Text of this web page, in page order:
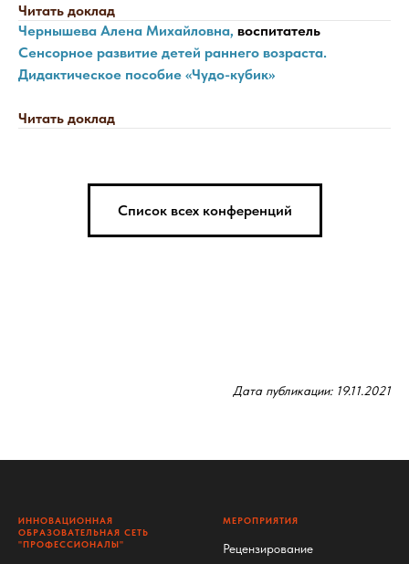
Читать доклад
Чернышева Алена Михайловна, воспитатель
Сенсорное развитие детей раннего возраста.
Дидактическое пособие «Чудо-кубик»
Читать доклад
Список всех конференций
Дата публикации: 19.11.2021
ИННОВАЦИОННАЯ
ОБРАЗОВАТЕЛЬНАЯ СЕТЬ
"ПРОФЕССИОНАЛЫ"
МЕРОПРИЯТИЯ
Рецензирование